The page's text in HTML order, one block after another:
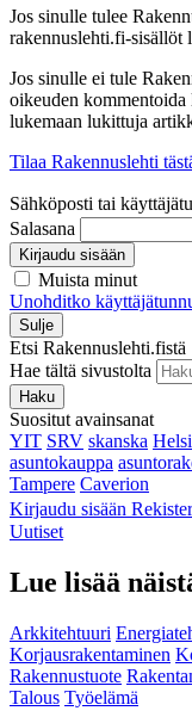
Jos sinulle tulee
rakennuslehti.fi-sisällöt
Jos sinulle ei tule
oikeuden kommentoida
lukemaan lukittuja
Tilaa Rakennuslehti
Sähköposti tai
Salasana
Kirjaudu sisään
Muista minut
Unohditko
Sulje
Etsi Rakennuslehti.fistä
Hae tältä sivustolta
Haku
Suositut avainsanat
YIT SRV skanska
asuntokauppa
Tampere Caverion
Kirjaudu sisään
Uutiset
Lue lisää
Arkkitehtuuri
Korjausrakentaminen
Rakennustuote
Talous Työelämä